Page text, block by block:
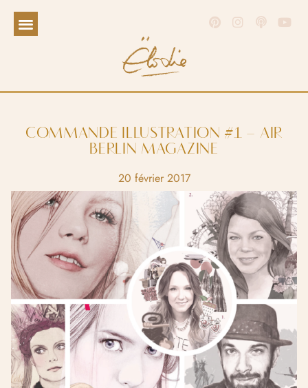
COMMANDE ILLUSTRATION #1 – AIR
BERLIN MAGAZINE
20 février 2017